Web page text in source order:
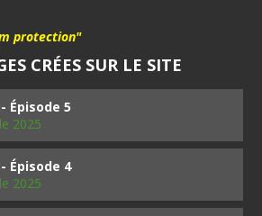
protection"
CRÉES SUR LE SITE
Épisode 5
2025
Épisode 4
2025